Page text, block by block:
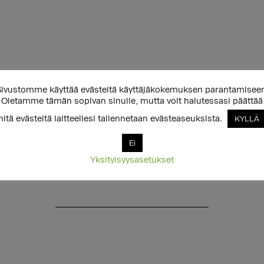
käyttää evästeitä käyttäjäkokemuksen
Oletamme tämän sopivan sinulle, mutta voit halutessasi päättää
evästeitä laitteellesi tallennetaan evästeaseuksista.
KYLLÄ
Ei
Yksityisyysasetukset